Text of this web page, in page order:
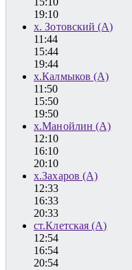
19:10
х. Зотовский (А)
11:44
15:44
19:44
х.Калмыков (А)
11:50
15:50
19:50
х.Манойлин (А)
12:10
16:10
20:10
х.Захаров (А)
12:33
16:33
20:33
ст.Клетская (А)
12:54
16:54
20:54